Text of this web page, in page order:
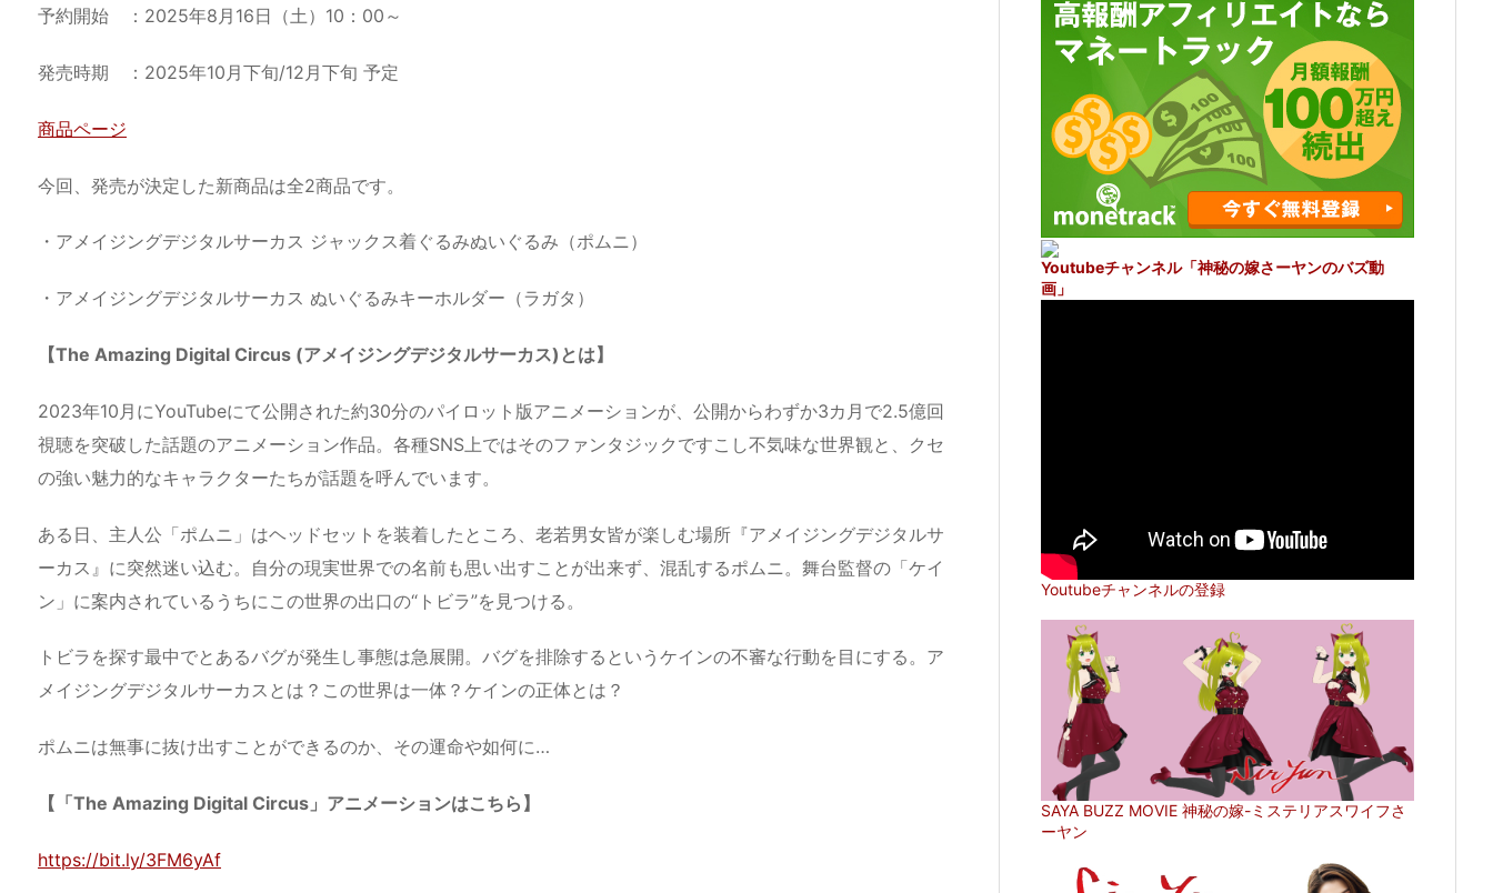
予約開始 ：2025年8月16日（土）10：00～
発売時期 ：2025年10月下旬/12月下旬 予定
商品ページ
今回、発売が決定した新商品は全2商品です。
・アメイジングデジタルサーカス ジャックス着ぐるみぬいぐるみ（ポムニ）
・アメイジングデジタルサーカス ぬいぐるみキーホルダー（ラガタ）
【The Amazing Digital Circus (アメイジングデジタルサーカス)とは】
2023年10月にYouTubeにて公開された約30分のパイロット版アニメーションが、公開からわずか3カ月で2.5億回
視聴を突破した話題のアニメーション作品。各種SNS上ではそのファンタジックですこし不気味な世界観と、クセ
の強い魅力的なキャラクターたちが話題を呼んでいます。
ある日、主人公「ポムニ」はヘッドセットを装着したところ、老若男女皆が楽しむ場所『アメイジングデジタルサ
ーカス』に突然迷い込む。自分の現実世界での名前も思い出すことが出来ず、混乱するポムニ。舞台監督の「ケイ
ン」に案内されているうちにこの世界の出口の“トビラ”を見つける。
トビラを探す最中でとあるバグが発生し事態は急展開。バグを排除するというケインの不審な行動を目にする。ア
メイジングデジタルサーカスとは？この世界は一体？ケインの正体とは？
ポムニは無事に抜け出すことができるのか、その運命や如何に…
【「The Amazing Digital Circus」アニメーションはこちら】
https://bit.ly/3FM6yAf
Youtubeチャンネル「神秘の嫁さーヤンのバズ動
画」
Youtubeチャンネルの登録
SAYA BUZZ MOVIE 神秘の嫁-ミステリアスワイフさ
ーヤン